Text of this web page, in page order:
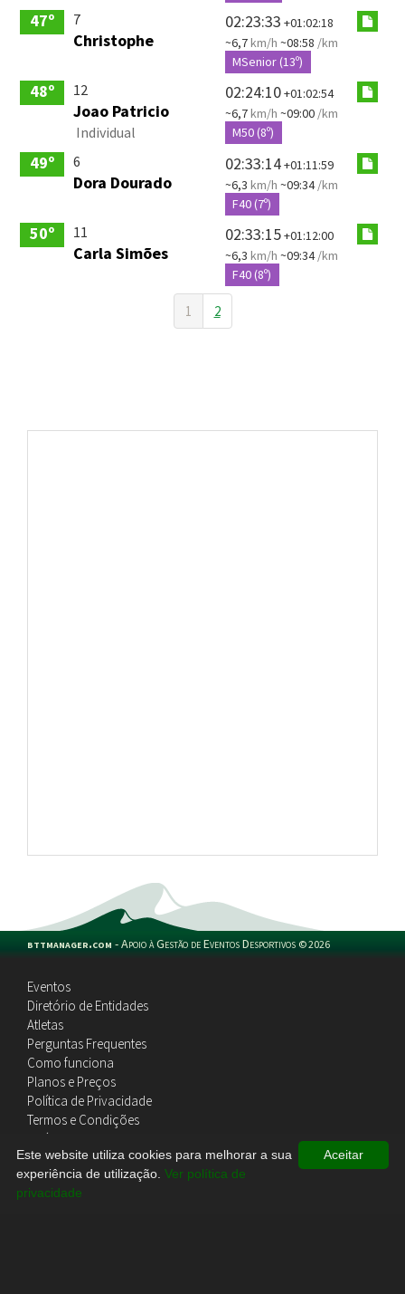
47º 7
Christophe
02:23:33 +01:02:18
~6,7km/h ~08:58 /km
MSenior (13º)
48º 12
Joao Patricio
Individual
02:24:10+01:02:54
~6,7km/h ~09:00 /km
M50 (8º)
49º 6
Dora Dourado
02:33:14+01:11:59
~6,3 km/h ~09:34/km
F40 (7º)
50º 11
Carla Simões
02:33:15+01:12:00
~6,3 km/h ~09:34/km
F40 (8º)
1 2
bttmanager.com -Apoio à Gestão de Eventos Desportivos ©2026
Eventos
Diretório de Entidades
Atletas
Perguntas Frequentes
Como funciona
Planos e Preços
Política de Privacidade
Termos e Condições
Política de Cookies
Contactos
Aceitar
Este website utiliza cookies para melhorar a sua
experiência de utilização. Ver política de
privacidade